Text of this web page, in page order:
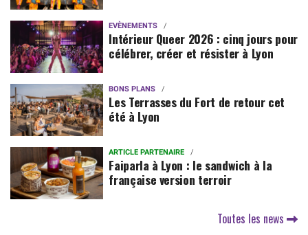
EVÈNEMENTS
Intérieur Queer 2026 : cinq jours pour
célébrer, créer et résister à Lyon
BONS PLANS
Les Terrasses du Fort de retour cet
été à Lyon
ARTICLE PARTENAIRE
Faiparla à Lyon : le sandwich à la
française version terroir
Toutes les news